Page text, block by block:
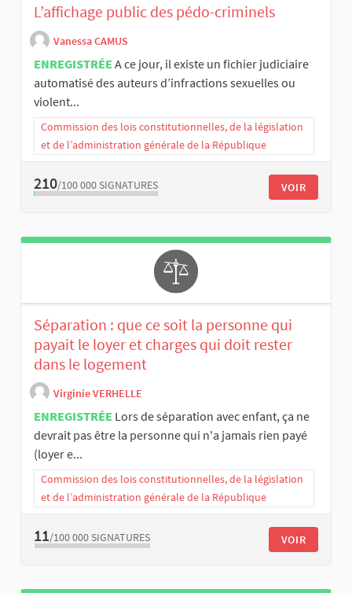
L’affichage public des pédo-criminels
Vanessa CAMUS
ENREGISTRÉE A ce jour, il existe un fichier judiciaire
automatisé des auteurs d’infractions sexuelles ou
violent...
Commission des lois constitutionnelles, de la législation
et de l’administration générale de la République
210/100 000 SIGNATURES VOIR
Séparation : que ce soit la personne qui
payait le loyer et charges qui doit rester
dans le logement
Virginie VERHELLE
ENREGISTRÉE Lors de séparation avec enfant, ça ne
devrait pas être la personne qui n'a jamais rien payé
(loyer e...
Commission des lois constitutionnelles, de la législation
et de l’administration générale de la République
11/100 000 SIGNATURES VOIR